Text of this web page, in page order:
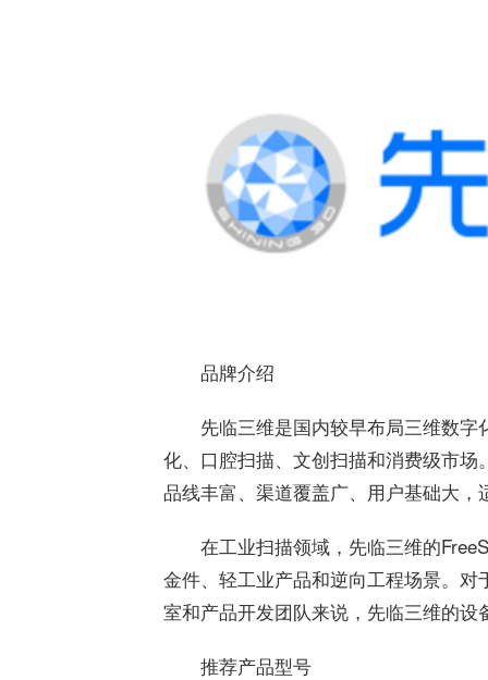
品牌介绍
先临三维是国内较早布局三维数
化、口腔扫描、文创扫描和消费级市
品线丰富、渠道覆盖广、用户基础大
在工业扫描领域，先临三维的
金件、轻工业产品和逆向工程场景。
室和产品开发团队来说，先临三维的
推荐产品型号